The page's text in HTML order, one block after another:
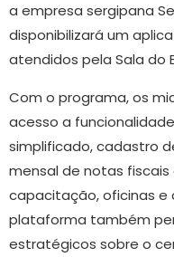
a empresa sergipana
disponibilizará um
atendidos pela Sala do
Com o programa, os
acesso a
simplificado, cadastro
mensal de notas
capacitação, oficinas e
plataforma também
estratégicos sobre o